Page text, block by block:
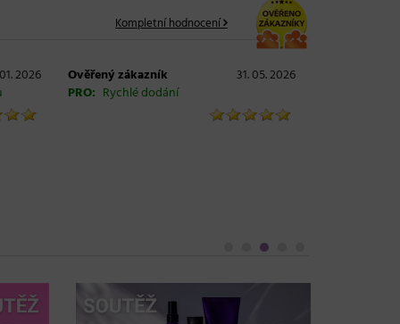
Kompletní hodnocení
2026
Ověřený zákazník
31. 05. 2026
PRO: Rychlé dodání